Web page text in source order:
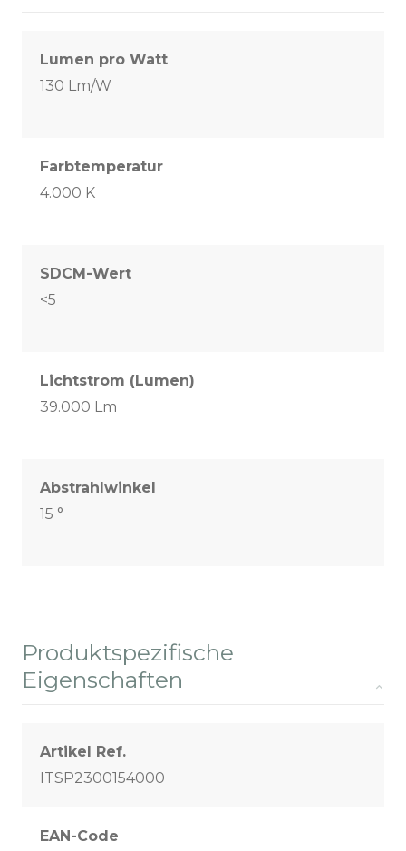
Lumen pro Watt
130 Lm/W
Farbtemperatur
4.000 K
SDCM-Wert
<5
Lichtstrom (Lumen)
39.000 Lm
Abstrahlwinkel
15 °
Produktspezifische
Eigenschaften
Artikel Ref.
ITSP2300154000
EAN-Code